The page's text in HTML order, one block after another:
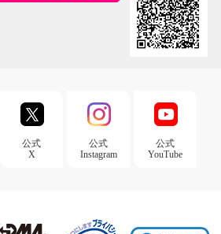
公式
X
公式
Instagram
公式
YouTube